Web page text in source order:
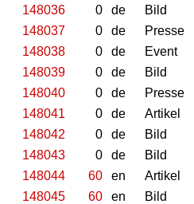
148036
0 de Bild
148037
0 de Presse
148038
0 de Event
148039
0 de Bild
148040
0 de Presse
148041
0 de Artikel
148042
0 de Bild
148043
0 de Bild
148044
60 en Artikel
148045
60 en Bild